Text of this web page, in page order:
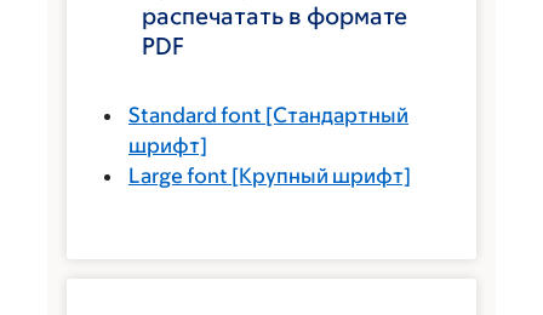
распечатать в формате
PDF
Standard font [Стандартный
шрифт]
Large font [Крупный шрифт]